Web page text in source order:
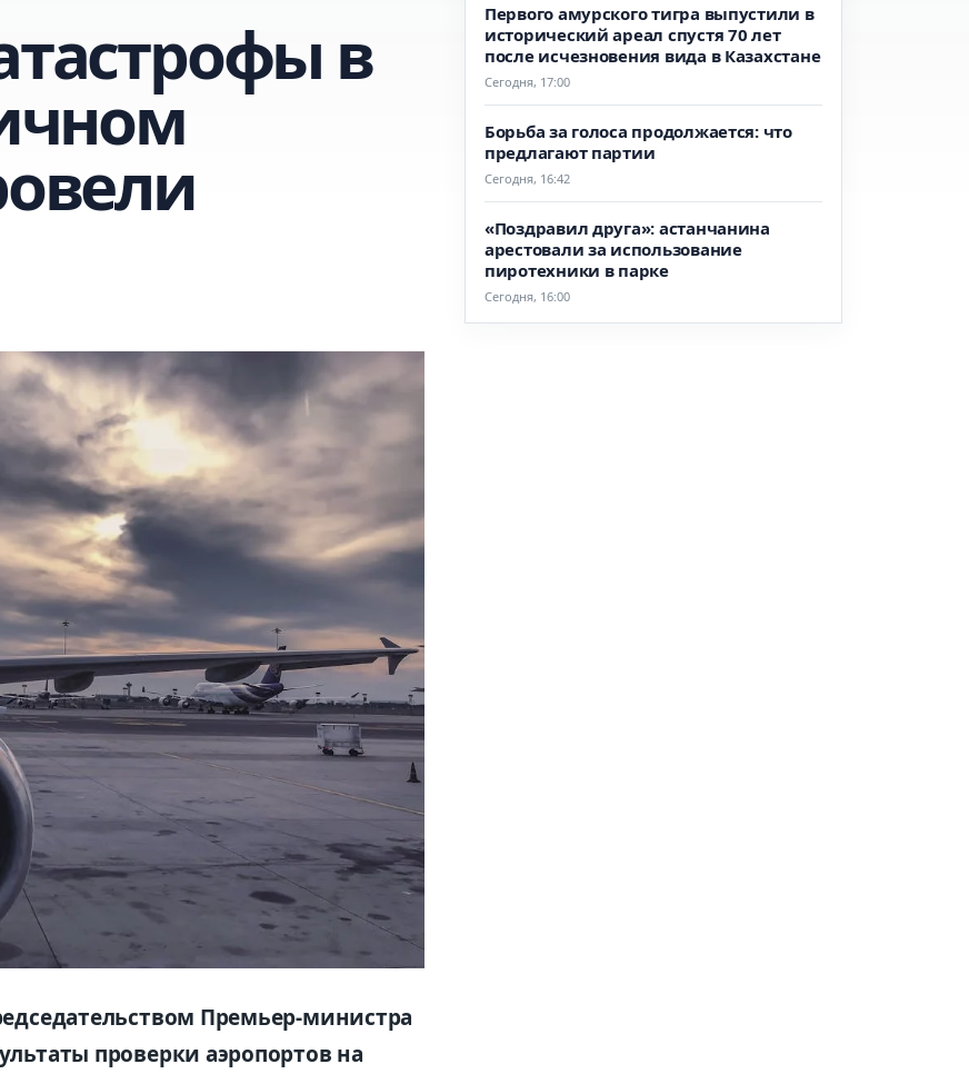
в
Премьер-министра
проверки аэропортов на
Первого амурского тигра выпустили в
исторический ареал спустя 70 лет
после исчезновения вида в Казахстане
Сегодня, 17:00
Борьба за голоса продолжается: что
предлагают партии
Сегодня, 16:42
«Поздравил друга»: астанчанина
арестовали за использование
пиротехники в парке
Сегодня, 16:00